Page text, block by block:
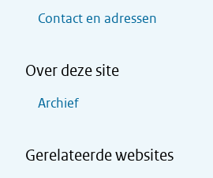
Contact en adressen
Over deze site
Archief
Gerelateerde websites